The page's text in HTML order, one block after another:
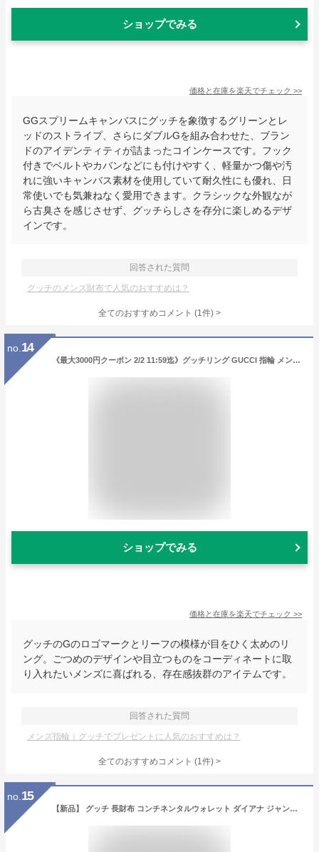
ショップでみる
価格と在庫を楽天でチェック >>
GGスプリームキャンバスにグッチを象徴するグリーンとレ
ッドのストライプ、さらにダブルGを組み合わせた、ブラン
ドのアイデンティティが詰まったコインケースです。フック
付きでベルトやカバンなどにも付けやすく、軽量かつ傷や汚
れに強いキャンバス素材を使用していて耐久性にも優れ、日
常使いでも気兼ねなく愛用できます。クラシックな外観なが
ら古臭さを感じさせず、グッチらしさを存分に楽しめるデザ
インです。
回答された質問
グッチのメンズ財布で人気のおすすめは？
全てのおすすめコメント (1件) >
no. 14
《最大3000円クーポン 2/2 11:59迄》グッチリング GUCCI 指輪 メンズ レディース ダブルG リーフモチーフ シルバーリング 551895 J8400 0811 | ブランド
ショップでみる
価格と在庫を楽天でチェック >>
グッチのGのロゴマークとリーフの模様が目をひく太めのリ
ング。ごつめのデザインや目立つものをコーディネートに取
り入れたいメンズに喜ばれる、存在感抜群のアイテムです。
回答された質問
メンズ指輪｜グッチでプレゼントに人気のおすすめは？
全てのおすすめコメント (1件) >
no. 15
【新品】 グッチ 長財布 コンチネンタルウォレット ダイアナ ジャンボ GGキャンバス レザー バンブー ベージュ ブラウン グッチ ラウンドファスナー長財布 GUCCI グッチ 財布 レディース メンズ GGロゴ ラウンドジップ ロングウォレット ブランド